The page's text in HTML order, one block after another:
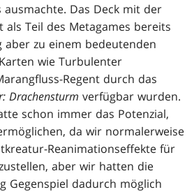
ausmachte. Das Deck mit der
als Teil des Metagames bereits
aber zu einem bedeutenden
wie Turbulenter
Regent durch das
Drachensturm verfügbar wurden.
schon immer das Potenzial,
da wir normalerweise
Reanimationseffekte für
aber wir hatten die
Gegenspiel dadurch möglich